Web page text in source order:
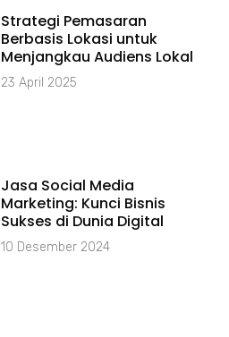
Strategi Pemasaran
Berbasis Lokasi untuk
Menjangkau Audiens Lokal
23 April 2025
Jasa Social Media
Marketing: Kunci Bisnis
Sukses di Dunia Digital
10 Desember 2024